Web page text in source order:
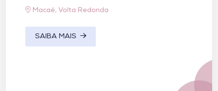
Macaé, Volta Redonda
SAIBA MAIS